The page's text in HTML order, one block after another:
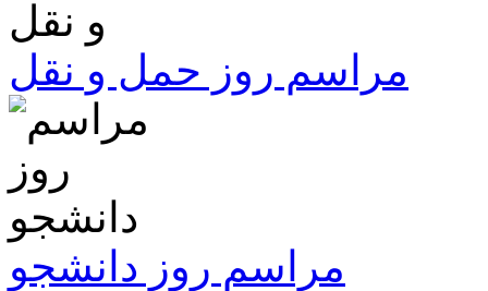
مراسم روز حمل و نقل
مراسم روز دانشجو